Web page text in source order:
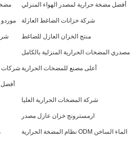
أفضل مضخة حرارية لمصدر الهواء المنزلي
موردو شركة خزانات الضاغط العازلة
منتج الخزان العازل للضاغط
مصدري المضخات الحرارية المنزلية بالكامل
شركات أعلى مصنع للمضخات الحرارية
شركة المضخات الحرارية العليا
ارمسترونج خزان عازل مصدر
نظام المضخة الحرارية ODM الماء الساخن